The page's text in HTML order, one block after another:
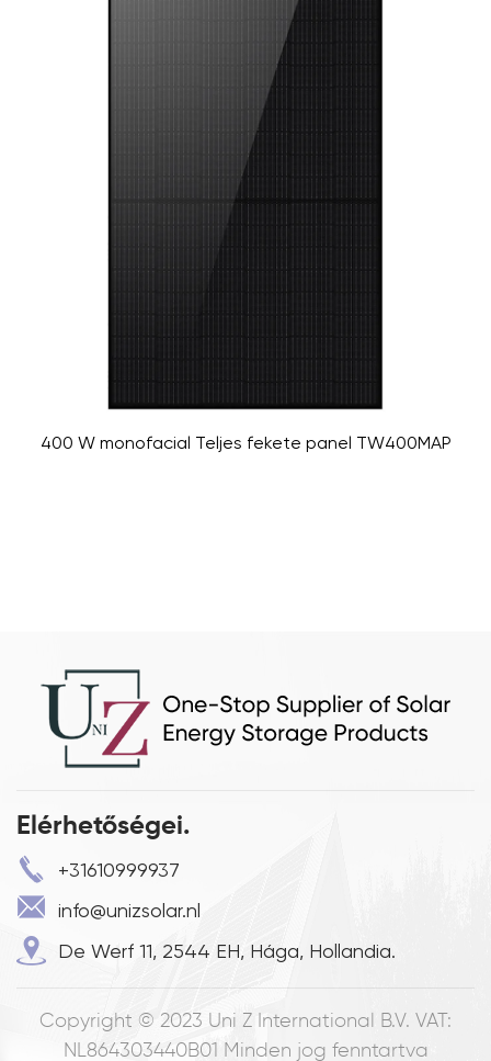
400 W monofacial Teljes fekete panel TW400MAP
Elérhetőségei.
+31610999937
info@unizsolar.nl
De Werf 11, 2544 EH, Hága, Hollandia.
Copyright © 2023 Uni Z International B.V. VAT:
NL864303440B01 Minden jog fenntartva